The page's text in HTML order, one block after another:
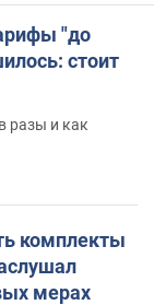
"до
стоит
разы и как
комплекты
мерах